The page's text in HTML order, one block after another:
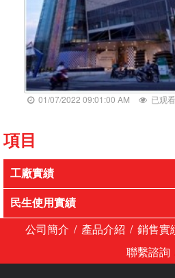
01/07/2022 09:01:00 AM 已观
項目
工廠實績
民生使用實績
公司簡介 / 產品介紹 / 銷售實
聯繫諮詢